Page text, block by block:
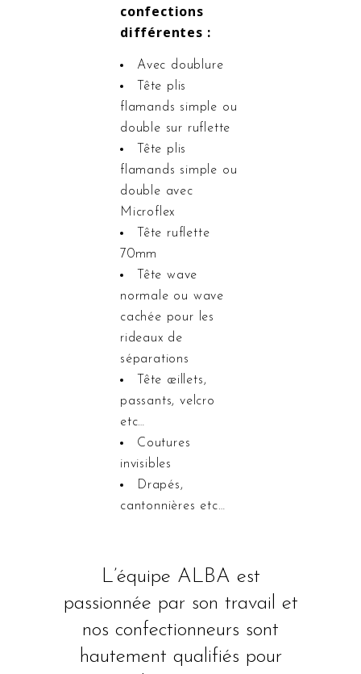
confections
différentes :
Avec doublure
Tête plis
flamands simple ou
double sur ruflette
Tête plis
flamands simple ou
double avec
Microflex
Tête ruflette
70mm
Tête wave
normale ou wave
cachée pour les
rideaux de
séparations
Tête œillets,
passants, velcro
etc…
Coutures
invisibles
Drapés,
cantonnières etc…
L’équipe ALBA est
passionnée par son travail et
nos confectionneurs sont
hautement qualifiés pour